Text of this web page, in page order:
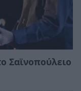
Σαϊνοπούλειο